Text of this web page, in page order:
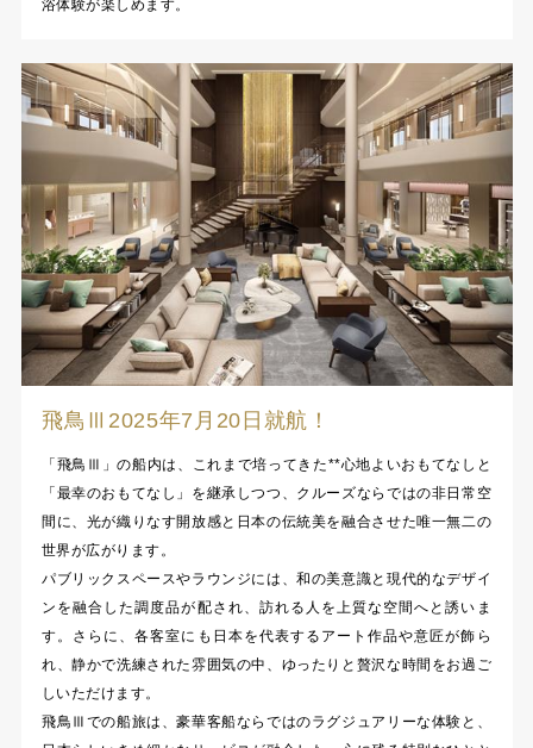
浴体験が楽しめます。
飛鳥Ⅲ2025年7月20日就航！
「飛鳥Ⅲ」の船内は、これまで培ってきた**心地よいおもてなしと
「最幸のおもてなし」を継承しつつ、クルーズならではの非日常空
間に、光が織りなす開放感と日本の伝統美を融合させた唯一無二の
世界が広がります。
パブリックスペースやラウンジには、和の美意識と現代的なデザイ
ンを融合した調度品が配され、訪れる人を上質な空間へと誘いま
す。さらに、各客室にも日本を代表するアート作品や意匠が飾ら
れ、静かで洗練された雰囲気の中、ゆったりと贅沢な時間をお過ご
しいただけます。
飛鳥Ⅲでの船旅は、豪華客船ならではのラグジュアリーな体験と、